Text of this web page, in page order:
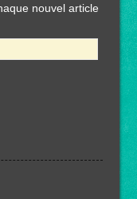
nouvel article